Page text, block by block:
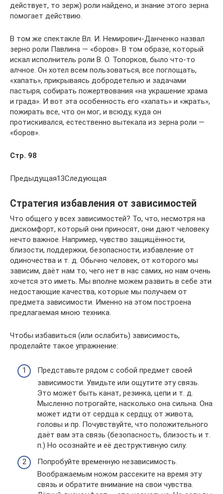
действует, то зерж) роли найдено, и знание этого зерна
помогает действию.
В том же спектакле Вл. И. Немирович-Данченко назвал
зерно роли Павлина — «боров». В том образе, который
искал исполнитель роли В. О. Топорков, было что-то
алчное. Он хо­тел всем пользоваться, все поглощать,
«хапать», прикрываясь добродетелью и задачами
пастыря, собирать пожертвования «на украшение храма
и града». И вот эта особенность его «хапать» и «жрать»,
пожирать все, что он мог, и всюду, куда он
протискивался, естественно вытекала из зерна роли —
«боров».
Стр. 98
Предыдущая13Следующая
Стратегия избавления от зависимостей
Что общего у всех зависимостей? То, что, несмотря на
дискомфорт, который они приносят, они дают человеку
нечто важное. Например, чувство защищённости,
близости, поддержки, безопасности, избавление от
одиночества и т. д. Обычно человек, от которого мы
зависим, даёт нам то, чего нет в нас самих, но нам очень
хочется это иметь. Мы вполне можем развить в себе эти
недостающие качества, которые мы получаем от
предмета зависимости. Именно на этом построена
предлагаемая мною техника.
Чтобы избавиться (или ослабить) зависимость,
проделайте такое упражнение:
Представьте рядом с собой предмет своей
зависимости. Увидьте или ощутите эту связь.
Это может быть канат, резинка, цепи и т. д.
Мысленно потрогайте, насколько она сильна. Она
может идти от сердца к сердцу, от живота,
головы и пр. Почувствуйте, что положительного
даёт вам эта связь (безопасность, близость и т.
п.) Но осознайте и её деструктивную силу.
Попробуйте временную независимость.
Воображаемым ножом рассеките на время эту
связь и обратите внимание на свои чувства.